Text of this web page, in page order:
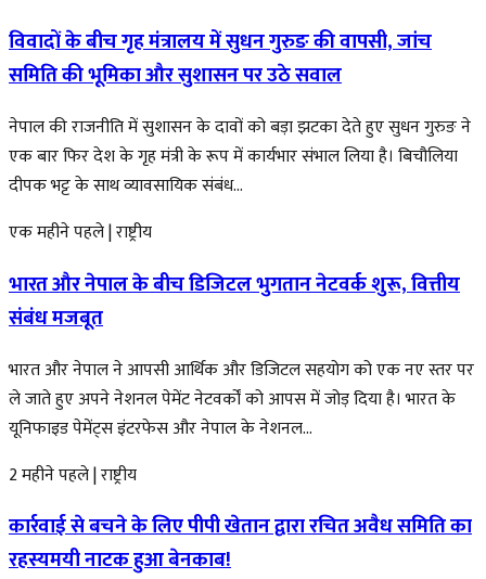
विवादों के बीच गृह मंत्रालय में सुधन गुरुङ की वापसी, जांच
समिति की भूमिका और सुशासन पर उठे सवाल
नेपाल की राजनीति में सुशासन के दावों को बड़ा झटका देते हुए सुधन गुरुङ ने
एक बार फिर देश के गृह मंत्री के रूप में कार्यभार संभाल लिया है। बिचौलिया
दीपक भट्ट के साथ व्यावसायिक संबंध...
एक महीने पहले|राष्ट्रीय
भारत और नेपाल के बीच डिजिटल भुगतान नेटवर्क शुरू, वित्तीय
संबंध मजबूत
भारत और नेपाल ने आपसी आर्थिक और डिजिटल सहयोग को एक नए स्तर पर
ले जाते हुए अपने नेशनल पेमेंट नेटवर्कों को आपस में जोड़ दिया है। भारत के
यूनिफाइड पेमेंट्स इंटरफेस और नेपाल के नेशनल...
2 महीने पहले|राष्ट्रीय
कार्रवाई से बचने के लिए पीपी खेतान द्वारा रचित अवैध समिति का
रहस्यमयी नाटक हुआ बेनकाब!